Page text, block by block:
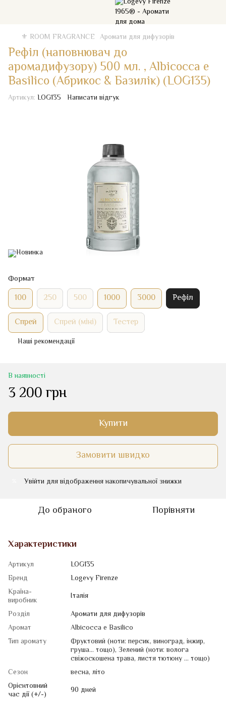
⚜️ ROOM FRAGRANCE Аромати для дифузорів
Рефіл (наповнювач до
аромадифузору) 500 мл. , Albicocca e
Basilico (Абрикос & Базилік) (LOG135)
Артикул: LOG135 Написати відгук
Формат
100 250 500 1000 3000
Рефіл
Спрей
Спрей (міні) Тестер
Наші рекомендації
В наявності
3 200 грн
Купити
Замовити швидко
Увійти для відображення накопичувальної знижки
До обраного Порівняти
Характеристики
Артикул
LOG135
Бренд
Logevy Firenze
Країна-
виробник
Італія
Розділ
Аромати для дифузорів
Аромат
Albicocca e Basilico
Тип аромату
Фруктовий (ноти: персик, виноград, інжир,
груша... тощо), Зелений (ноти: волога
свіжоскошена трава, листя тютюну ... тощо)
Сезон
весна, літо
Орієнтовний
час дії (+/-)
90 дней